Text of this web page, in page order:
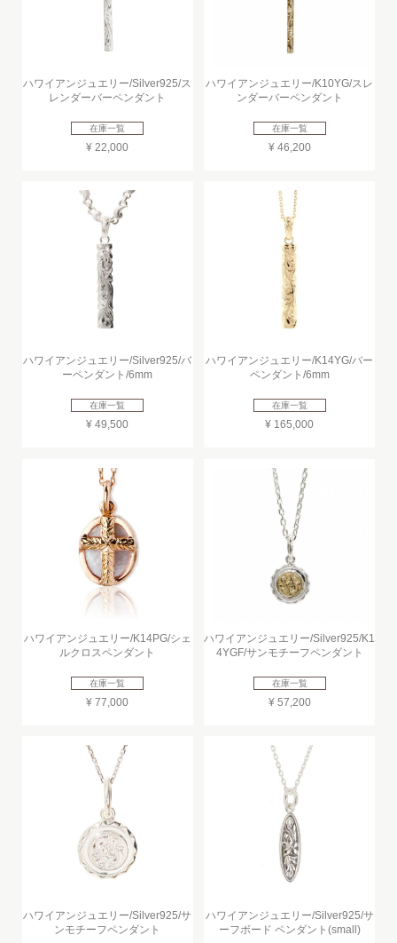
ハワイアンジュエリー/Silver925/ス
レンダーバーペンダント
在庫一覧
¥ 22,000
ハワイアンジュエリー/K10YG/スレ
ンダーバーペンダント
在庫一覧
¥ 46,200
ハワイアンジュエリー/Silver925/バ
ーペンダント/6mm
在庫一覧
¥ 49,500
ハワイアンジュエリー/K14YG/バー
ペンダント/6mm
在庫一覧
¥ 165,000
ハワイアンジュエリー/K14PG/シェ
ルクロスペンダント
在庫一覧
¥ 77,000
ハワイアンジュエリー/Silver925/K1
4YGF/サンモチーフペンダント
在庫一覧
¥ 57,200
ハワイアンジュエリー/Silver925/サ
ンモチーフペンダント
ハワイアンジュエリー/Silver925/サ
ーフボード ペンダント(small)